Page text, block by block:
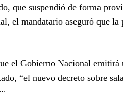
que suspendió de forma
el mandatario aseguró que
el Gobierno Nacional
“el nuevo decreto sobre